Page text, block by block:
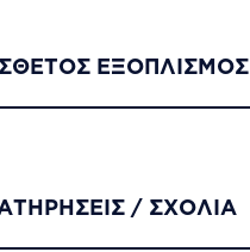
ΕΞΟΠΛΙΣΜΟΣ
/ ΣΧΟΛΙΑ